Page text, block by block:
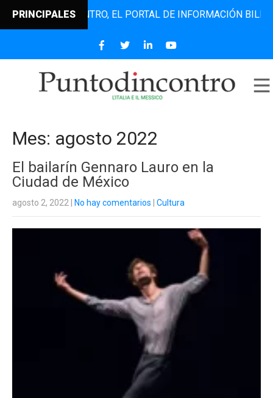
PRINCIPALES EL PORTAL DE INFORMACIÓN BILINGÜE
Mes: agosto 2022
El bailarín Gennaro Lauro en la
Ciudad de México
agosto 2, 2022 No hay comentarios Cultura